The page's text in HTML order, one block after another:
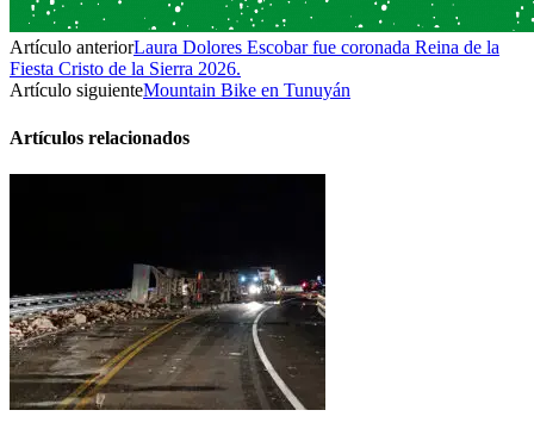
Artículo anteriorLaura Dolores Escobar fue coronada Reina de la
Fiesta Cristo de la Sierra 2026.
Artículo siguienteMountain Bike en Tunuyán
Artículos relacionados